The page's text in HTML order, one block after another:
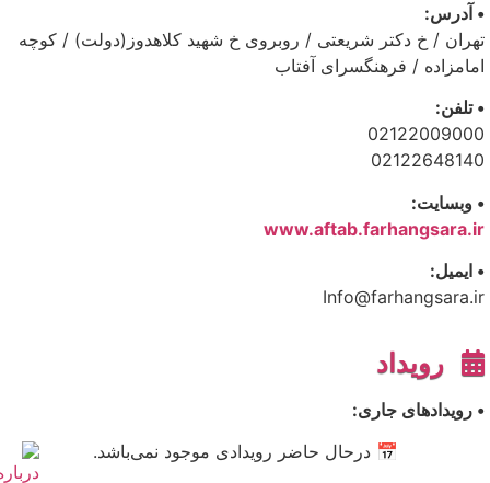
• آدرس:
تهران / خ دکتر شریعتی / روبروی خ شهید کلاهدوز(دولت) / کوچه
امامزاده / فرهنگسرای آفتاب
• تلفن:
02122009000
02122648140
• وبسایت:
www.aftab.farhangsara.ir
• ایمیل:
Info@farhangsara.ir
رویداد
• رویدادهای جاری:
📅 درحال حاضر رویدادی موجود نمی‌باشد.